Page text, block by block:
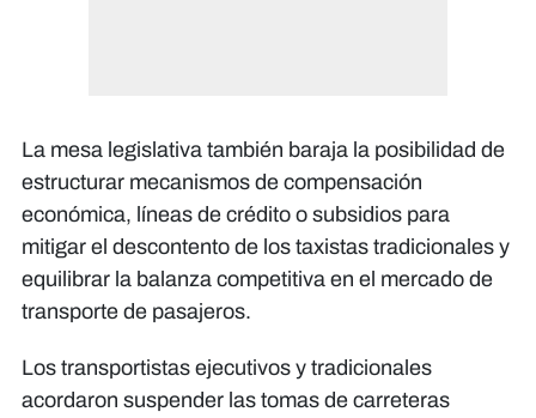
​La mesa legislativa también baraja la posibilidad de
estructurar mecanismos de compensación
económica, líneas de crédito o subsidios para
mitigar el descontento de los taxistas tradicionales y
equilibrar la balanza competitiva en el mercado de
transporte de pasajeros.
​Los transportistas ejecutivos y tradicionales
acordaron suspender las tomas de carreteras